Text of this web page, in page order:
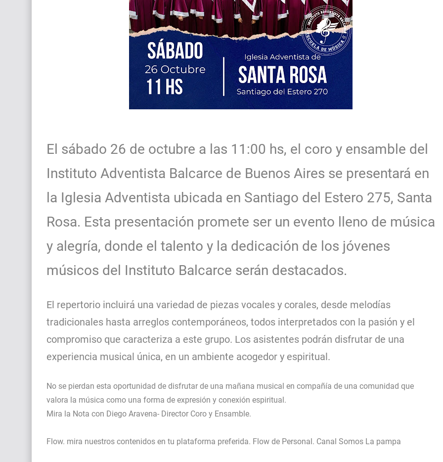
El sábado 26 de octubre a las 11:00 hs, el coro y ensamble del
Instituto Adventista Balcarce de Buenos Aires se presentará en
la Iglesia Adventista ubicada en Santiago del Estero 275, Santa
Rosa. Esta presentación promete ser un evento lleno de música
y alegría, donde el talento y la dedicación de los jóvenes
músicos del Instituto Balcarce serán destacados.
El repertorio incluirá una variedad de piezas vocales y corales, desde melodías
tradicionales hasta arreglos contemporáneos, todos interpretados con la pasión y el
compromiso que caracteriza a este grupo. Los asistentes podrán disfrutar de una
experiencia musical única, en un ambiente acogedor y espiritual.
No se pierdan esta oportunidad de disfrutar de una mañana musical en compañía de una comunidad que
valora la música como una forma de expresión y conexión espiritual.
Mira la Nota con Diego Aravena- Director Coro y Ensamble.
Flow. mira nuestros contenidos en tu plataforma preferida. Flow de Personal. Canal Somos La pampa